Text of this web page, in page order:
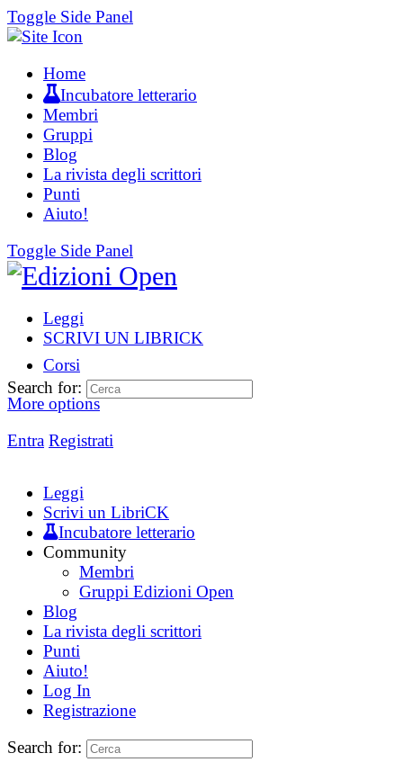
Toggle Side Panel
Home
Incubatore letterario
Membri
Gruppi
Blog
La rivista degli scrittori
Punti
Aiuto!
Toggle Side Panel
Leggi
SCRIVI UN LIBRICK
Corsi
More options
Entra Registrati
Search for:
Leggi
Scrivi un LibriCK
Incubatore letterario
Community
Membri
Gruppi Edizioni Open
Blog
La rivista degli scrittori
Punti
Aiuto!
Log In
Registrazione
Search for: